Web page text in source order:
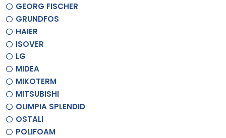
GEORG FISCHER
GRUNDFOS
HAIER
ISOVER
LG
MIDEA
MIKOTERM
MITSUBISHI
OLIMPIA SPLENDID
OSTALI
POLIFOAM